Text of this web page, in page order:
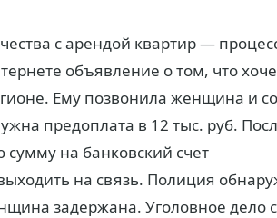
с арендой квартир —
объявление о том, что
Ему позвонила женщина и
предоплата в 12 тыс. руб.
на банковский счет
на связь. Полиция
задержана. Уголовное дело с